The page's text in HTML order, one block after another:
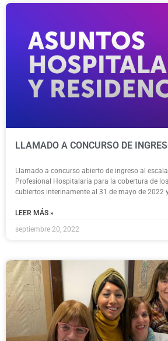
LLAMADO A CONCURSO DE
Llamado a concurso abierto de ingreso al
Profesional Hospitalaria para la cobertura de
cubiertos interinamente al 31 de mayo de 2022
LEER MÁS »
septiembre 20, 2022